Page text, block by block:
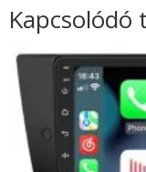
Kapcsolódó